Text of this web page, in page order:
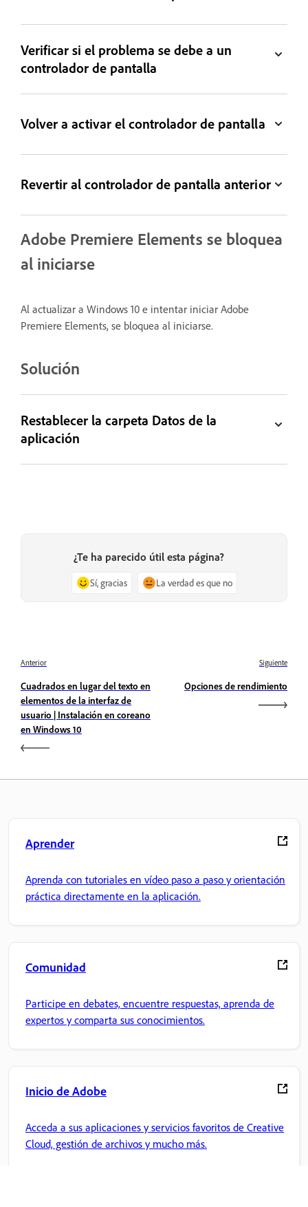
Verificar si el problema se debe a un
controlador de pantalla
Volver a activar el controlador de pantalla
Revertir al controlador de pantalla anterior
Adobe Premiere Elements se bloquea
al iniciarse
Al actualizar a Windows 10 e intentar iniciar Adobe
Premiere Elements, se bloquea al iniciarse.
Solución
Restablecer la carpeta Datos de la
aplicación
¿Te ha parecido útil esta página?
Sí, gracias La verdad es que no
Anterior
Cuadrados en lugar del texto en
elementos de la interfaz de
usuario | Instalación en coreano
en Windows 10
Siguiente
Opciones de rendimiento
Aprender
Aprenda con tutoriales en vídeo paso a paso y orientación
práctica directamente en la aplicación.
Comunidad
Participe en debates, encuentre respuestas, aprenda de
expertos y comparta sus conocimientos.
Inicio de Adobe
Acceda a sus aplicaciones y servicios favoritos de Creative
Cloud, gestión de archivos y mucho más.